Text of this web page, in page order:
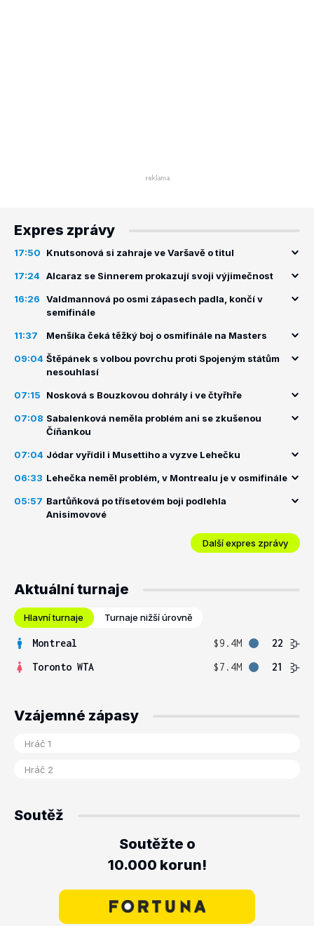
Expres zprávy
17:50 Knutsonová si zahraje ve Varšavě o titul
17:24 Alcaraz se Sinnerem prokazují svoji výjimečnost
16:26
Valdmannová po osmi zápasech padla, končí v
semifinále
11:37 Menšíka čeká těžký boj o osmifinále na Masters
09:04 Štěpánek s volbou povrchu proti Spojeným státům
nesouhlasí
07:15 Nosková s Bouzkovou dohrály i ve čtyřhře
07:08 Sabalenková neměla problém ani se zkušenou
Číňankou
07:04 Jódar vyřídil i Musettiho a vyzve Lehečku
06:33 Lehečka neměl problém, v Montrealu je v osmifinále
05:57 Bartůňková po třísetovém boji podlehla
Anisimovové
Další expres zprávy
Aktuální turnaje
Hlavní turnaje Turnaje nižší úrovně
Montreal $9.4M
22
Toronto WTA
$7.4M 21
Vzájemné zápasy
Soutěž
Soutěžte o
10.000 korun!